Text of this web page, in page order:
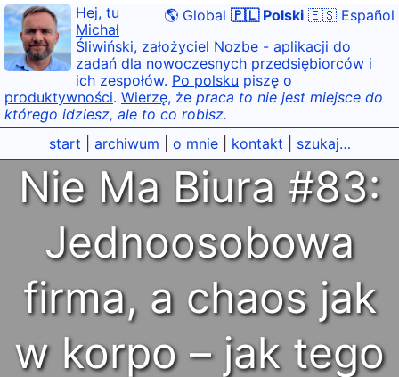
🌎 Global 🇵🇱 Polski 🇪🇸 Español
Hej, tu
Michał
Śliwiński, założyciel Nozbe - aplikacji do
zadań dla nowoczesnych przedsiębiorców i
ich zespołów. Po polsku piszę o
produktywności. Wierzę, że praca to nie jest miejsce do
którego idziesz, ale to co robisz.
start
archiwum o mnie| kontakt szukaj…
Nie Ma Biura #83:
Jednoosobowa
firma, a chaos jak
w korpo – jak tego